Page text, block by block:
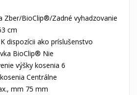
Zber/BioClip®/Zadné vyhadzovanie
cm
dispozícii ako príslušenstvo
BioClip® Nie
výšky kosenia 6
Centrálne
mm 75 mm